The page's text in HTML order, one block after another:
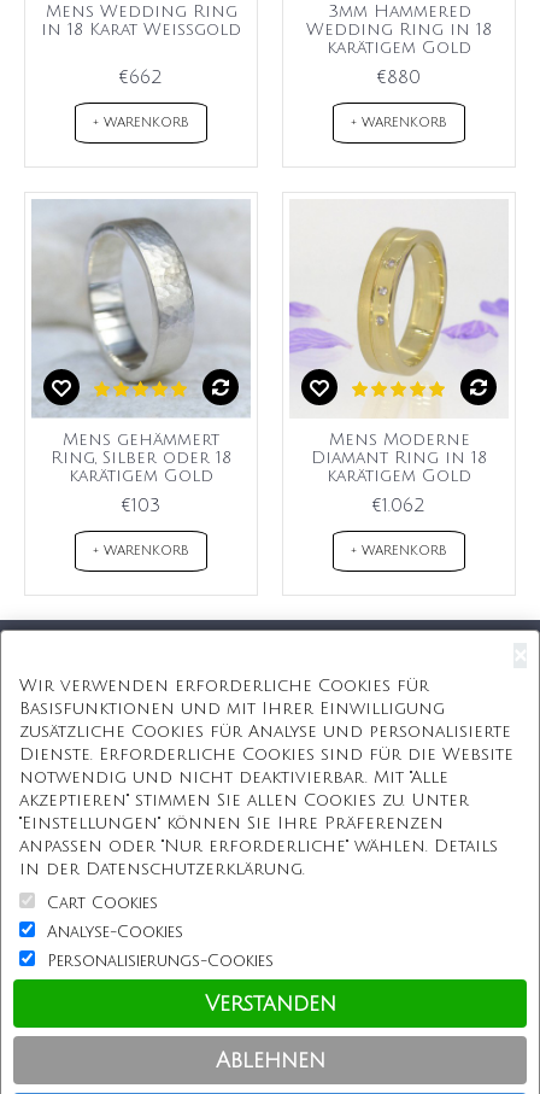
Mens Wedding Ring
in 18 Karat Weißgold
€662
+ WARENKORB
3mm Hammered
Wedding Ring in 18
karätigem Gold
€880
+ WARENKORB
Mens gehämmert
Ring, Silber oder 18
karätigem Gold
€103
+ WARENKORB
Mens Moderne
Diamant Ring in 18
karätigem Gold
€1.062
+ WARENKORB
Kostenlose Geschenkbox
Kostenlose Gravur
Unbegrenzte Redesign
ÜBER UNS
Information
Kundenservice
Einkaufen bei uns
Copyright © Personalisierterekette.De, Alle Rechte vorbehalten.
Wir verwenden erforderliche Cookies für
Basisfunktionen und mit Ihrer Einwilligung
zusätzliche Cookies für Analyse und personalisierte
Dienste. Erforderliche Cookies sind für die Website
notwendig und nicht deaktivierbar. Mit "Alle
akzeptieren" stimmen Sie allen Cookies zu. Unter
"Einstellungen" können Sie Ihre Präferenzen
anpassen oder "Nur erforderliche" wählen. Details
in der Datenschutzerklärung.
Cart Cookies
Analyse-Cookies
Personalisierungs-Cookies
Verstanden
Ablehnen